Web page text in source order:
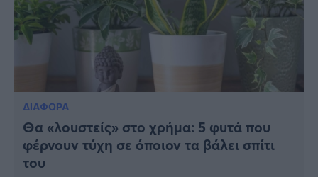
ΔΙΑΦΟΡΑ
Θα «λουστείς» στο χρήμα: 5 φυτά που
φέρνουν τύχη σε όποιον τα βάλει σπίτι
του